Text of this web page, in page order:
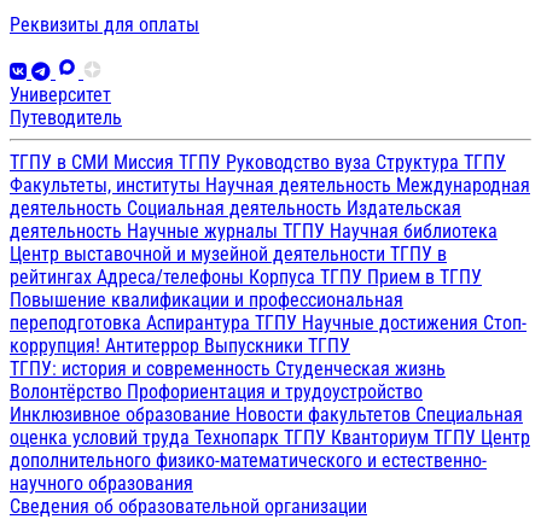
Реквизиты для оплаты
Университет
Путеводитель
ТГПУ в СМИ Миссия ТГПУ Руководство вуза Структура ТГПУ
Факультеты, институты Научная деятельность Международная
деятельность Социальная деятельность Издательская
деятельность Научные журналы ТГПУ Научная библиотека
Центр выставочной и музейной деятельности ТГПУ в
рейтингах Адреса/телефоны Корпуса ТГПУ Прием в ТГПУ
Повышение квалификации и профессиональная
переподготовка Аспирантура ТГПУ Научные достижения Стоп-
коррупция! Антитеррор Выпускники ТГПУ
ТГПУ: история и современность Студенческая жизнь
Волонтёрство Профориентация и трудоустройство
Инклюзивное образование Новости факультетов Специальная
оценка условий труда Технопарк ТГПУ Кванториум ТГПУ Центр
дополнительного физико-математического и естественно-
научного образования
Сведения об образовательной организации